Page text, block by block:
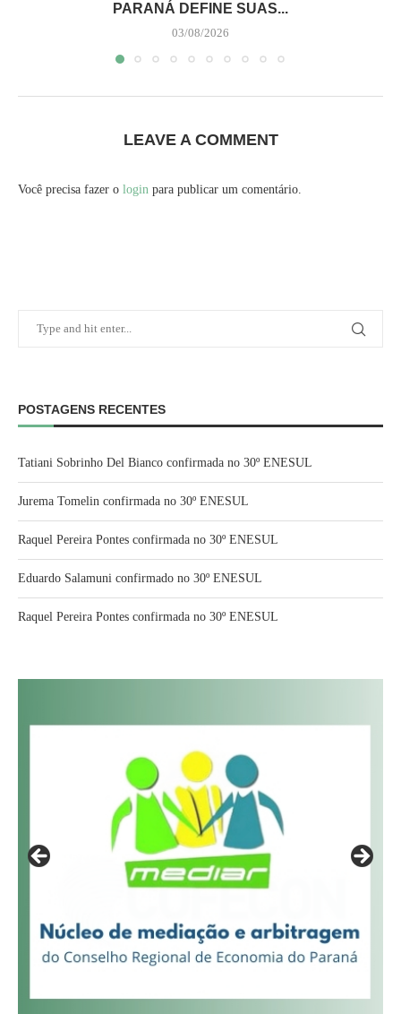
PARANÁ DEFINE SUAS...
03/08/2026
LEAVE A COMMENT
Você precisa fazer o login para publicar um comentário.
POSTAGENS RECENTES
Tatiani Sobrinho Del Bianco confirmada no 30º ENESUL
Jurema Tomelin confirmada no 30º ENESUL
Raquel Pereira Pontes confirmada no 30º ENESUL
Eduardo Salamuni confirmado no 30º ENESUL
Raquel Pereira Pontes confirmada no 30º ENESUL